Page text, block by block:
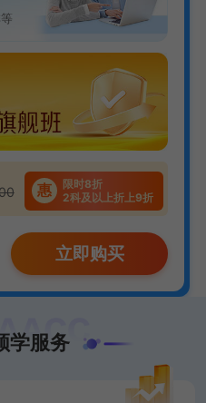
惠
限时8折
2科及以上折上9折
立即购买
学服务